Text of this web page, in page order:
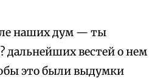
наших дум — ты
дальнейших вестей о нем
это были выдумки